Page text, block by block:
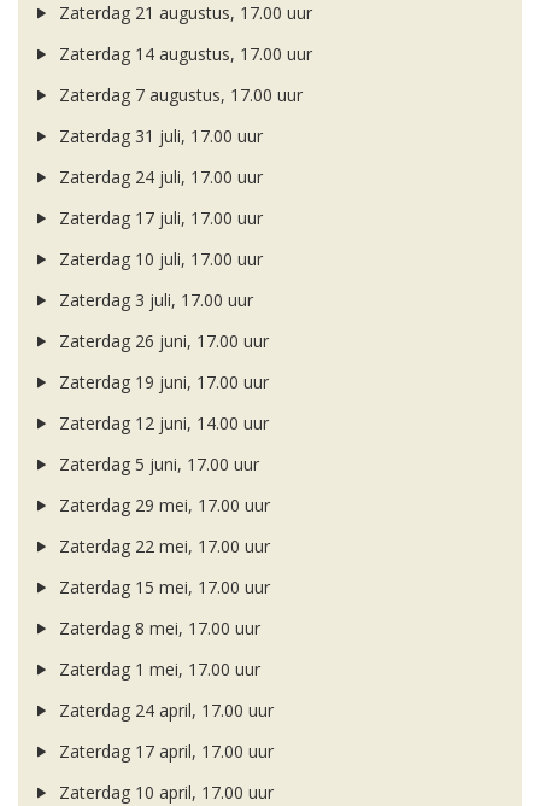
Zaterdag 21 augustus, 17.00 uur
Zaterdag 14 augustus, 17.00 uur
Zaterdag 7 augustus, 17.00 uur
Zaterdag 31 juli, 17.00 uur
Zaterdag 24 juli, 17.00 uur
Zaterdag 17 juli, 17.00 uur
Zaterdag 10 juli, 17.00 uur
Zaterdag 3 juli, 17.00 uur
Zaterdag 26 juni, 17.00 uur
Zaterdag 19 juni, 17.00 uur
Zaterdag 12 juni, 14.00 uur
Zaterdag 5 juni, 17.00 uur
Zaterdag 29 mei, 17.00 uur
Zaterdag 22 mei, 17.00 uur
Zaterdag 15 mei, 17.00 uur
Zaterdag 8 mei, 17.00 uur
Zaterdag 1 mei, 17.00 uur
Zaterdag 24 april, 17.00 uur
Zaterdag 17 april, 17.00 uur
Zaterdag 10 april, 17.00 uur